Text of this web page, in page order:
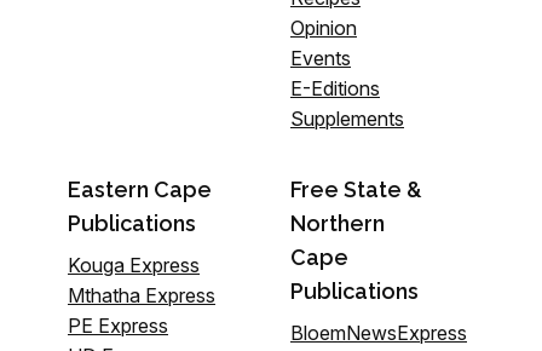
Opinion
Events
E-Editions
Supplements
Eastern Cape
Publications
Kouga Express
Mthatha Express
PE Express
Free State &
Northern
Cape
Publications
BloemNewsExpress